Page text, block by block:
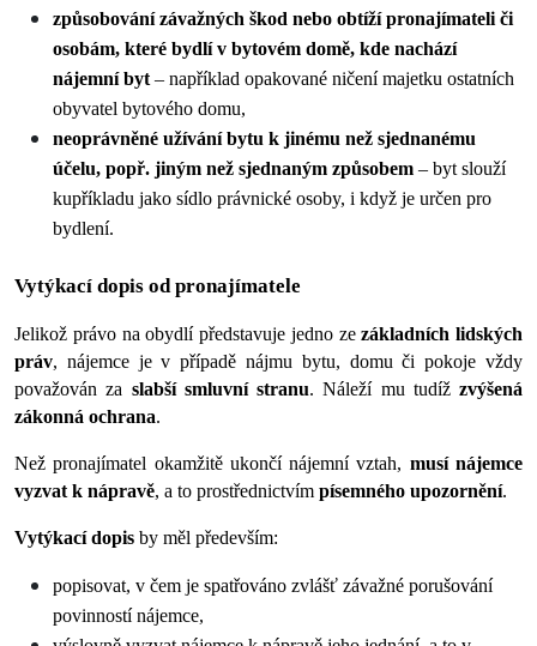
způsobování závažných škod nebo obtíží pronajímateli či
osobám, které bydlí v bytovém domě, kde nachází
nájemní byt – například opakované ničení majetku ostatních
obyvatel bytového domu,
neoprávněné užívání bytu k jinému než sjednanému
účelu, popř. jiným než sjednaným způsobem – byt slouží
kupříkladu jako sídlo právnické osoby, i když je určen pro
bydlení.
Vytýkací dopis od pronajímatele
Jelikož právo na obydlí představuje jedno ze základních lidských
práv, nájemce je v případě nájmu bytu, domu či pokoje vždy
považován za slabší smluvní stranu. Náleží mu tudíž zvýšená
zákonná ochrana.
Než pronajímatel okamžitě ukončí nájemní vztah, musí nájemce
vyzvat k nápravě, a to prostřednictvím písemného upozornění.
Vytýkací dopis by měl především:
popisovat, v čem je spatřováno zvlášť závažné porušování
povinností nájemce,